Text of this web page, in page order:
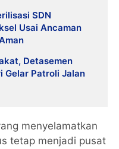
SDN
Usai Ancaman
Detasemen
Gelar Patroli Jalan
menyelamatkan
tetap menjadi pusat